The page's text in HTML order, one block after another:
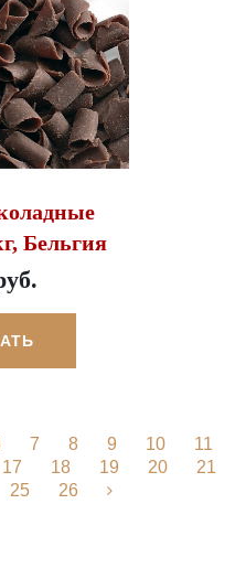
Бельгия
7 8 9 10
11
17 18 19 20
21
25 26